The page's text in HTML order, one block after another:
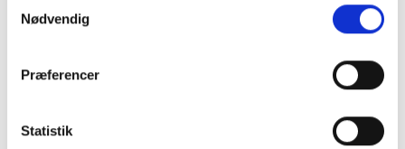
Nødvendig
Præferencer
Statistik
Faktaark om almene boliger i
De almene boligorganisationer er centrale aktører